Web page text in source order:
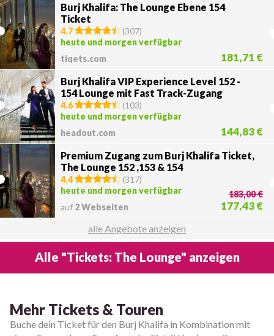
Burj Khalifa: The Lounge Ebene 154
Ticket
4.7 (307)
heute und morgen verfügbar
tiqets.com
181,71 €
Burj Khalifa VIP Experience Level 152 -
154 Lounge mit Fast Track-Zugang
4.6 (103)
heute und morgen verfügbar
headout.com
144,83 €
Premium Zugang zum Burj Khalifa Ticket,
The Lounge 152 ,153 & 154
4.4 (317)
heute und morgen verfügbar
auf 2 Webseiten
183,00 €
177,43 €
alle Angebote anzeigen
Alle "Tickets: The Lounge" anzeigen
Mehr Tickets & Touren
Buche dein Ticket für den Burj Khalifa in Kombination mit